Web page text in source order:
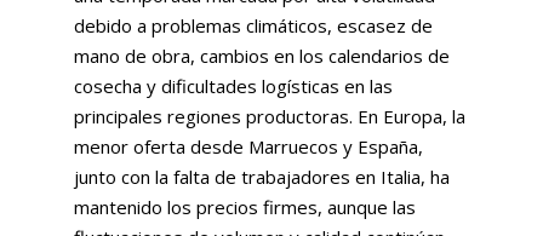
debido a problemas climáticos, escasez de
mano de obra, cambios en los calendarios de
cosecha y dificultades logísticas en las
principales regiones productoras. En Europa, la
menor oferta desde Marruecos y España,
junto con la falta de trabajadores en Italia, ha
mantenido los precios firmes, aunque las